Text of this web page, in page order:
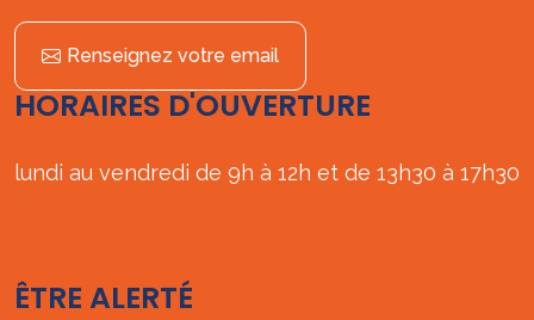
Renseignez votre email
HORAIRES D'OUVERTURE
lundi au vendredi de 9h à 12h et de 13h30 à 17h30
ÊTRE ALERTÉ